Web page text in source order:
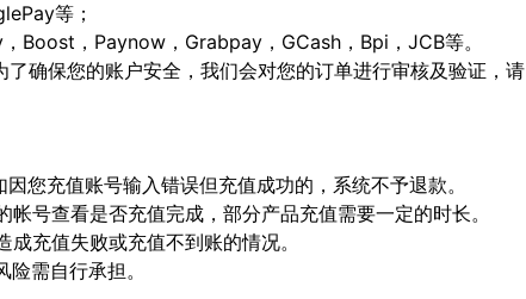
等；
Boost，Paynow，Grabpay，GCash，Bpi，JCB等。
确保您的账户安全，我们会对您的订单进行审核及验证，请
您充值账号输入错误但充值成功的，系统不予退款。
号查看是否充值完成，部分产品充值需要一定的时长。
充值失败或充值不到账的情况。
需自行承担。